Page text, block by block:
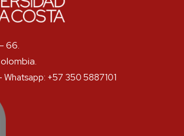
66.
+57 350 5887101